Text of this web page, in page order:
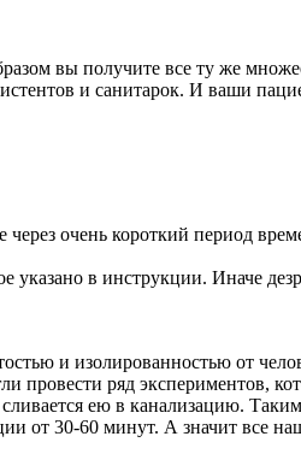
вы получите все ту же
и санитарок. И ваши
очень короткий период
в инструкции. Иначе
и изолированностью от
провести ряд экспериментов,
ею в канализацию.
от 30-60 минут. А значит все